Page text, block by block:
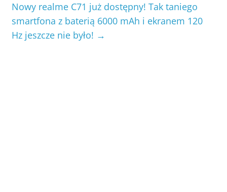
Nowy realme C71 już dostępny! Tak taniego
smartfona z baterią 6000 mAh i ekranem 120
Hz jeszcze nie było! →